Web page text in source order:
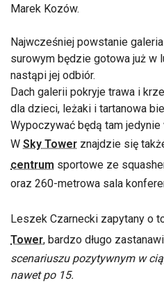
Marek Kozów.
Najwcześniej powstanie
surowym będzie gotowa już w
nastąpi jej odbiór.
Dach galerii pokryje trawa i
dla dzieci, leżaki i tartanowa
Wypoczywać będą tam jedynie
W Sky Tower znajdzie się
centrum sportowe ze
oraz 260-metrowa sala
Leszek Czarnecki zapytany o
Tower, bardzo długo
scenariuszu pozytywnym w
nawet po 15.